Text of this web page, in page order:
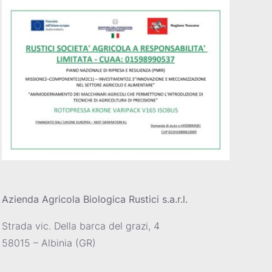
Azienda Agricola Biologica Rustici s.a.r.l.
Strada vic. Della barca del grazi, 4
58015 – Albinia (GR)